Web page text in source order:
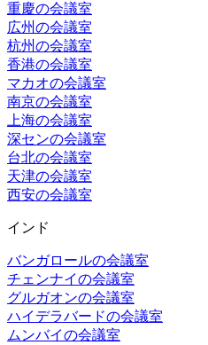
重慶の会議室
広州の会議室
杭州の会議室
香港の会議室
マカオの会議室
南京の会議室
上海の会議室
深センの会議室
台北の会議室
天津の会議室
西安の会議室
インド
バンガロールの会議室
チェンナイの会議室
グルガオンの会議室
ハイデラバードの会議室
ムンバイの会議室